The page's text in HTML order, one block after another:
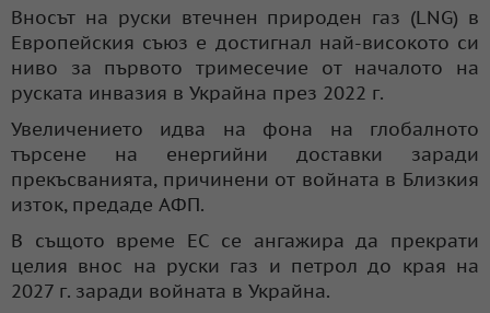
Вносът на руски втечнен природен газ (LNG) в
Европейския съюз е достигнал най-високото си
ниво за първото тримесечие от началото на
руската инвазия в Украйна през 2022 г.
Увеличението идва на фона на глобалното
търсене на енергийни доставки заради
прекъсванията, причинени от войната в Близкия
изток, предаде АФП.
В същото време ЕС се ангажира да прекрати
целия внос на руски газ и петрол до края на
2027 г. заради войната в Украйна.